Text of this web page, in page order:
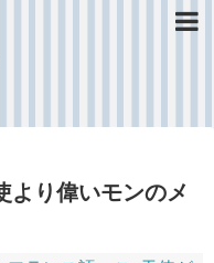
り偉いモンのメ